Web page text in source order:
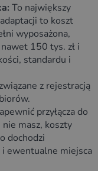
To największy
to koszt
wyposażona,
150 tys. zł i
standardu i
z rejestracją
przyłącza do
masz, koszty
dochodzi
ewentualne miejsca